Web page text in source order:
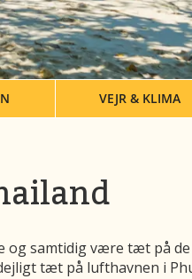
VEJR & KLIMA
og samtidig være tæt på
tæt på lufthavnen i